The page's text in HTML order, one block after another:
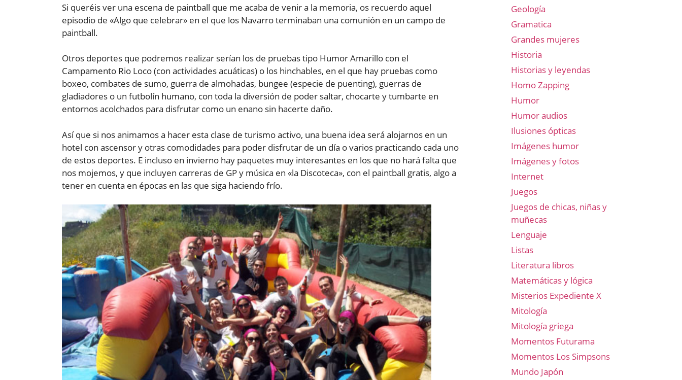
Si queréis ver una escena de paintball que me acaba de venir a la memoria, os recuerdo aquel
episodio de «Algo que celebrar» en el que los Navarro terminaban una comunión en un campo de
paintball.
Otros deportes que podremos realizar serían los de pruebas tipo Humor Amarillo con el
Campamento Rio Loco (con actividades acuáticas) o los hinchables, en el que hay pruebas como
boxeo, combates de sumo, guerra de almohadas, bungee (especie de puenting), guerras de
gladiadores o un futbolín humano, con toda la diversión de poder saltar, chocarte y tumbarte en
entornos acolchados para disfrutar como un enano sin hacerte daño.
Así que si nos animamos a hacer esta clase de turismo activo, una buena idea será alojarnos en un
hotel con ascensor y otras comodidades para poder disfrutar de un día o varios practicando cada uno
de estos deportes. E incluso en invierno hay paquetes muy interesantes en los que no hará falta que
nos mojemos, y que incluyen carreras de GP y música en «la Discoteca», con el paintball gratis, algo a
tener en cuenta en épocas en las que siga haciendo frío.
Geología
Gramatica
Grandes mujeres
Historia
Historias y leyendas
Homo Zapping
Humor
Humor audios
Ilusiones ópticas
Imágenes humor
Imágenes y fotos
Internet
Juegos
Juegos de chicas, niñas y
muñecas
Lenguaje
Listas
Literatura libros
Matemáticas y lógica
Misterios Expediente X
Mitología
Mitología griega
Momentos Futurama
Momentos Los Simpsons
Mundo Japón